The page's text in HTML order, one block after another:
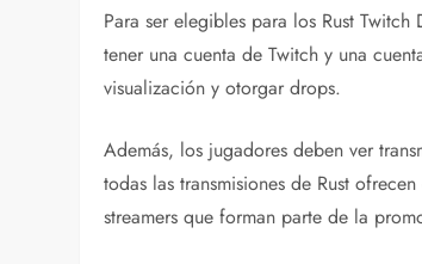
Para ser elegibles para los Rust
tener una cuenta de Twitch y una
visualización y otorgar drops.
Además, los jugadores deben ver
todas las transmisiones de Rust
streamers que forman parte de la